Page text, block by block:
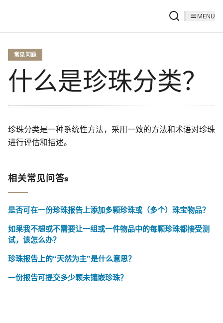
MENU
常见问题
什么是珍珠分类？
珍珠分类是一种系统性方法，采用一致的方法和术语对珍珠
进行评估和描述。
相关常见问答s
是否可在一份珍珠报告上添加多颗珍珠或（多个）珠宝物品？
如果我不想或不需要让一组或一件物品中的每颗珍珠都接受测
试，该怎么办？
珍珠报告上的“天然为主”是什么意思？
一份报告可提交多少颗未镶嵌珍珠？